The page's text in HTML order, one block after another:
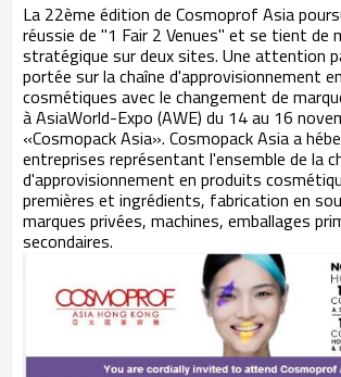
La 22ème édition de Cosmoprof Asia
réussie de "1 Fair 2 Venues" et se tient de
stratégique sur deux sites. Une attention
portée sur la chaîne d'approvisionnement
cosmétiques avec le changement de
à AsiaWorld-Expo (AWE) du 14 au 16
«Cosmopack Asia». Cosmopack Asia a
entreprises représentant l'ensemble de la
d'approvisionnement en produits
premières et ingrédients, fabrication en
marques privées, machines, emballages
secondaires.